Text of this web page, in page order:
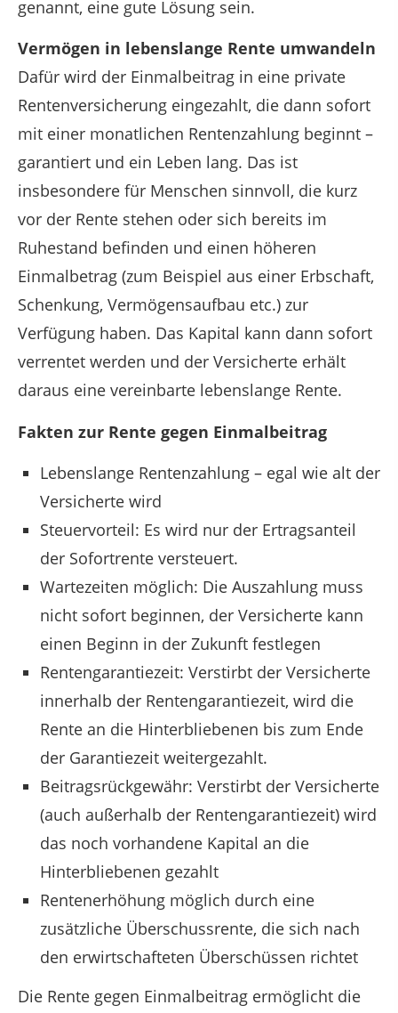
genannt, eine gute Lösung sein.
Vermögen in lebenslange Rente umwandeln
Dafür wird der Einmalbeitrag in eine private
Rentenversicherung eingezahlt, die dann sofort
mit einer monatlichen Rentenzahlung beginnt –
garantiert und ein Leben lang. Das ist
insbesondere für Menschen sinnvoll, die kurz
vor der Rente stehen oder sich bereits im
Ruhestand befinden und einen höheren
Einmalbetrag (zum Beispiel aus einer Erbschaft,
Schenkung, Vermögensaufbau etc.) zur
Verfügung haben. Das Kapital kann dann sofort
verrentet werden und der Versicherte erhält
daraus eine vereinbarte lebenslange Rente.
Fakten zur Rente gegen Einmalbeitrag
Lebenslange Rentenzahlung – egal wie alt der
Versicherte wird
Steuervorteil: Es wird nur der Ertragsanteil
der Sofortrente versteuert.
Wartezeiten möglich: Die Auszahlung muss
nicht sofort beginnen, der Versicherte kann
einen Beginn in der Zukunft festlegen
Rentengarantiezeit: Verstirbt der Versicherte
innerhalb der Rentengarantiezeit, wird die
Rente an die Hinterbliebenen bis zum Ende
der Garantiezeit weitergezahlt.
Beitragsrückgewähr: Verstirbt der Versicherte
(auch außerhalb der Rentengarantiezeit) wird
das noch vorhandene Kapital an die
Hinterbliebenen gezahlt
Rentenerhöhung möglich durch eine
zusätzliche Überschussrente, die sich nach
den erwirtschafteten Überschüssen richtet
Die Rente gegen Einmalbeitrag ermöglicht die